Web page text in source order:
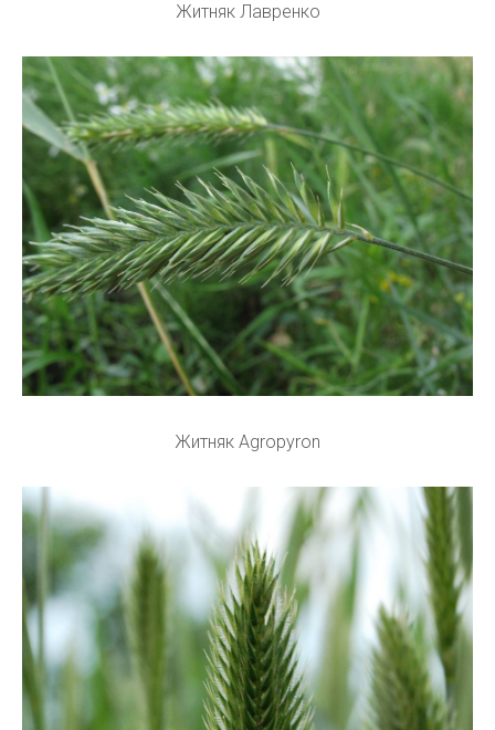
Житняк Лавренко
Житняк Agropyron